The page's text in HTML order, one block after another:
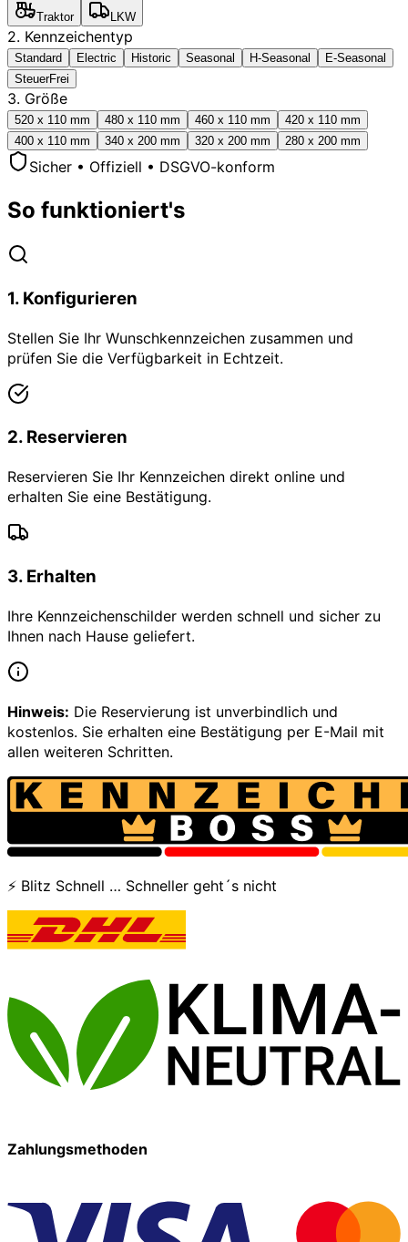
Traktor LKW
2. Kennzeichentyp
Standard Electric Historic Seasonal H-Seasonal
E-Seasonal
SteuerFrei
3. Größe
520 x 110 mm 480 x 110 mm 460 x 110 mm
420 x 110 mm
400 x 110 mm
340 x 200 mm 320 x 200 mm 280 x 200 mm
Sicher • Offiziell • DSGVO-konform
So funktioniert's
1. Konfigurieren
Stellen Sie Ihr Wunschkennzeichen zusammen und
prüfen Sie die Verfügbarkeit in Echtzeit.
2. Reservieren
Reservieren Sie Ihr Kennzeichen direkt online und
erhalten Sie eine Bestätigung.
3. Erhalten
Ihre Kennzeichenschilder werden schnell und sicher zu
Ihnen nach Hause geliefert.
Hinweis: Die Reservierung ist unverbindlich und
kostenlos. Sie erhalten eine Bestätigung per E-Mail mit
allen weiteren Schritten.
⚡ Blitz Schnell … Schneller geht´s nicht
Zahlungsmethoden